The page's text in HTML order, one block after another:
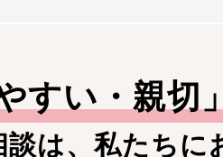
すい・親切 」
は、私たちに